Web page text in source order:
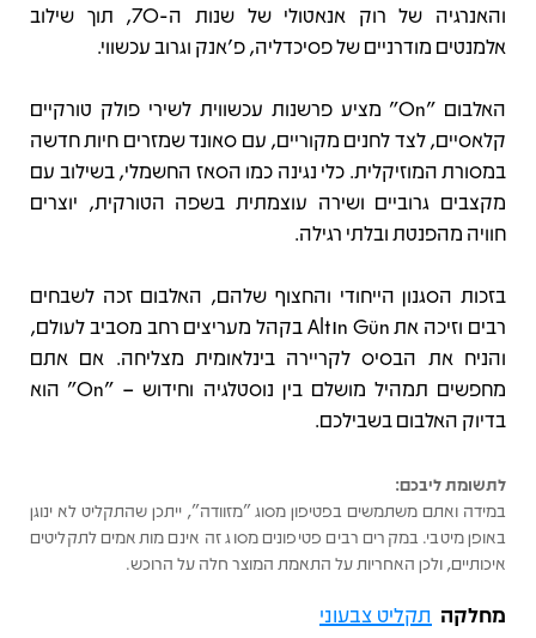
והאנרגיה של רוק אנאטולי של שנות ה-70, תוך שילוב
אלמנטים מודרניים של פסיכדליה, פ'אנק וגרוב עכשווי.
האלבום "On" מציע פרשנות עכשווית לשירי פולק טורקיים
קלאסיים, לצד לחנים מקוריים, עם סאונד שמזרים חיות חדשה
במסורת המוזיקלית. כלי נגינה כמו הסאז החשמלי, בשילוב עם
מקצבים גרוביים ושירה עוצמתית בשפה הטורקית, יוצרים
חוויה מהפנטת ובלתי רגילה.
בזכות הסגנון הייחודי והחצוף שלהם, האלבום זכה לשבחים
רבים וזיכה את Altın Gün בקהל מעריצים רחב מסביב לעולם,
והניח את הבסיס לקריירה בינלאומית מצליחה. אם אתם
מחפשים תמהיל מושלם בין נוסטלגיה וחידוש – "On" הוא
בדיוק האלבום בשבילכם.
לתשומת ליבכם:
במידה ואתם משתמשים בפטיפון מסוג "מזוודה", ייתכן שהתקליט לא ינוגן
באופן מיטבי. במקרים רבים פטיפונים מסוג זה אינם מותאמים לתקליטים
איכותיים, ולכן האחריות על התאמת המוצר חלה על הרוכש.
מחלקה תקליט צבעוני